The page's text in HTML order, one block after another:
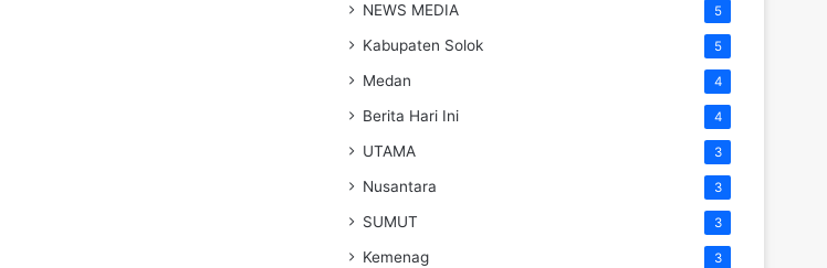
NEWS MEDIA 5
Kabupaten Solok 5
Medan 4
Berita Hari Ini 4
UTAMA 3
Nusantara 3
SUMUT 3
Kemenag 3